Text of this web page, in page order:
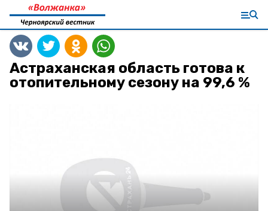
Астраханская область готова к
отопительному сезону на 99,6 %